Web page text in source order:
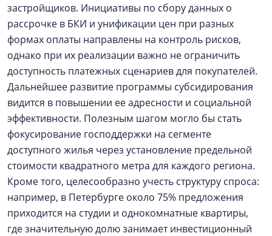
застройщиков. Инициативы по сбору данных о
рассрочке в БКИ и унификации цен при разных
формах оплаты направлены на контроль рисков,
однако при их реализации важно не ограничить
доступность платежных сценариев для покупателей.
Дальнейшее развитие программы субсидирования
видится в повышении ее адресности и социальной
эффективности. Полезным шагом могло бы стать
фокусирование господдержки на сегменте
доступного жилья через установление предельной
стоимости квадратного метра для каждого региона.
Кроме того, целесообразно учесть структуру спроса:
например, в Петербурге около 75% предложения
приходится на студии и однокомнатные квартиры,
где значительную долю занимает инвестиционный